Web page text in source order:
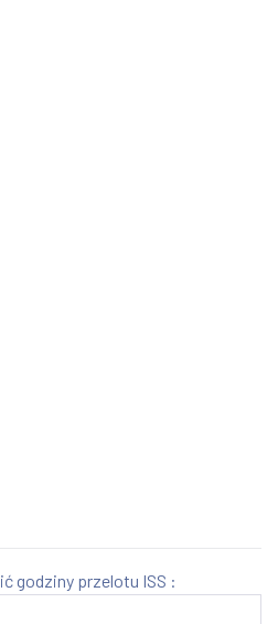
godziny przelotu ISS :